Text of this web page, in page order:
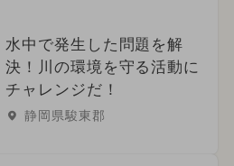
水中で発生した問題を解
決！川の環境を守る活動に
チャレンジだ！
静岡県駿東郡